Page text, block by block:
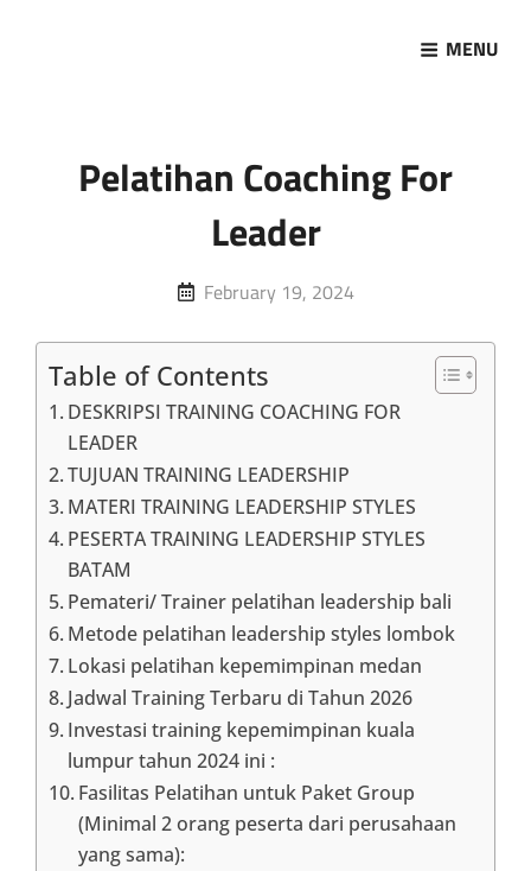
MENU
Pelatihan Coaching For
Leader
Posted
February 19, 2024
Table of Contents
DESKRIPSI TRAINING COACHING FOR
LEADER
TUJUAN TRAINING LEADERSHIP
MATERI TRAINING LEADERSHIP STYLES
PESERTA TRAINING LEADERSHIP STYLES
BATAM
Pemateri/ Trainer pelatihan leadership bali
Metode pelatihan leadership styles lombok
Lokasi pelatihan kepemimpinan medan
Jadwal Training Terbaru di Tahun 2026
Investasi training kepemimpinan kuala
lumpur tahun 2024 ini :
Fasilitas Pelatihan untuk Paket Group
(Minimal 2 orang peserta dari perusahaan
yang sama):